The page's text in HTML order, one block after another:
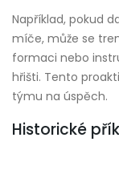
Například, pokud
míče, může se
formaci nebo
hřišti. Tento
týmu na úspěch.
Historické